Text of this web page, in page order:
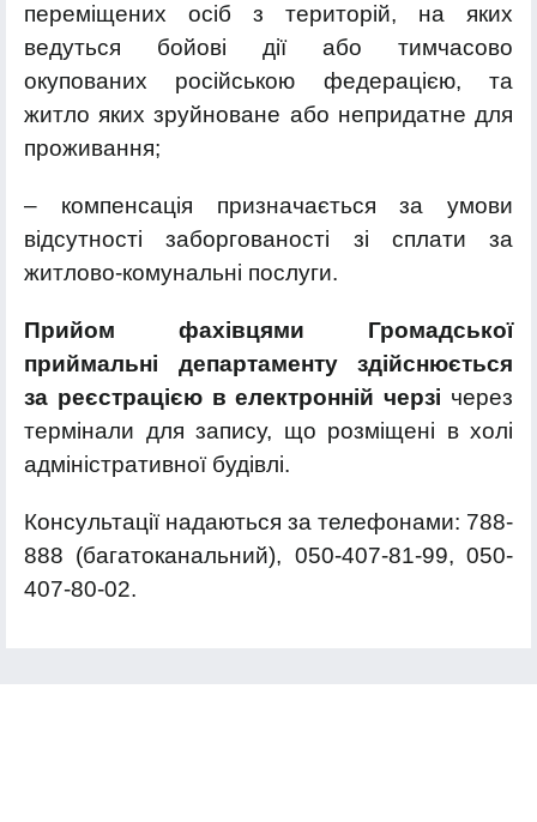
переміщених осіб з територій, на яких
ведуться бойові дії або тимчасово
окупованих російською федерацією, та
житло яких зруйноване або непридатне для
проживання;
– компенсація призначається за умови
відсутності заборгованості зі сплати за
житлово-комунальні послуги.
Прийом фахівцями Громадської
приймальні департаменту здійснюється
за реєстрацією в електронній черзі через
термінали для запису, що розміщені в холі
адміністративної будівлі.
Консультації надаються за телефонами: 788-
888 (багатоканальний), 050-407-81-99, 050-
407-80-02.